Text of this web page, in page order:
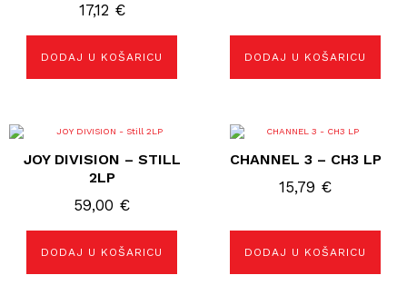
17,12 €
DODAJ U KOŠARICU DODAJ U KOŠARICU
JOY DIVISION – STILL
2LP
59,00 €
DODAJ U KOŠARICU
CHANNEL 3 – CH3 LP
15,79 €
DODAJ U KOŠARICU